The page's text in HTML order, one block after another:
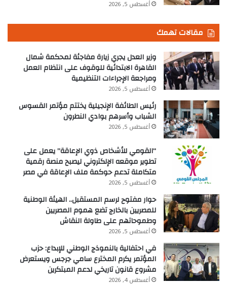
أغسطس 5, 2026
مقالات تهمك
وزير العدل يجري زيارة مفاجئة لمحكمة شمال
القاهرة الابتدائية للوقوف على انتظام العمل
ومراجعة الإجراءات التنظيمية
أغسطس 5, 2026
رئيس الطائفة الإنجيلية يختتم مؤتمر القسوس
الشباب وأسرهم بوادي النطرون
أغسطس 5, 2026
“القومي للأشخاص ذوي الإعاقة” يعمل على
تطوير موقعه الإلكتروني ليصبح منصة رقمية
متكاملة تدعم حوكمة ملف الإعاقة في مصر
أغسطس 5, 2026
حوار مفتوح لرسم المستقبل.. الهيئة الوطنية
للمصريين بالخارج تضع هموم المصريين
وطموحاتهم على طاولة النقاش
أغسطس 5, 2026
في احتفالية بالنموذج الوطني للإبداع: حزب
المؤتمر يكرم المخترع سامي جرجس ويستعرض
مشروع قانون تاريخي لدعم المبتكرين
أغسطس 4, 2026